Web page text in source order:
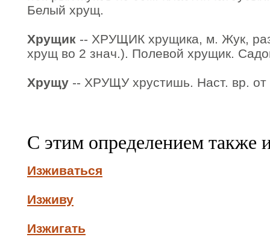
Белый хрущ.
Хрущик -- ХРУЩИК хрущика, м. Жук,
хрущ во 2 знач.). Полевой хрущик.
Хрущу -- ХРУЩУ хрустишь. Наст. вр. от
С этим определением также
Изживаться
Изживу
Изжигать